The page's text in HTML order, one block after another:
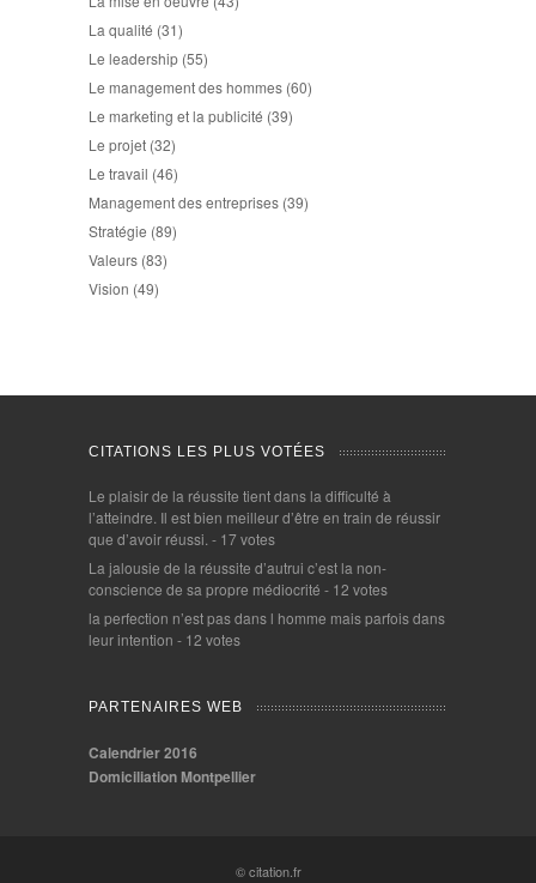
La qualité (31)
Le leadership (55)
Le management des hommes (60)
Le marketing et la publicité (39)
Le projet (32)
Le travail (46)
Management des entreprises (39)
Stratégie (89)
Valeurs (83)
Vision (49)
CITATIONS LES PLUS VOTÉES
Le plaisir de la réussite tient dans la difficulté à
l’atteindre. Il est bien meilleur d’être en train de réussir
que d’avoir réussi. - 17 votes
La jalousie de la réussite d’autrui c’est la non-
conscience de sa propre médiocrité - 12 votes
la perfection n’est pas dans l homme mais parfois dans
leur intention - 12 votes
PARTENAIRES WEB
Calendrier 2016
Domiciliation Montpellier
© citation.fr